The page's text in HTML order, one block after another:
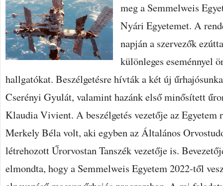
meg a Semmelweis
Nyári Egyetemet. A
napján a szervezők
különleges eseménnyel
hallgatókat. Beszélgetésre hívták a két új
Cserényi Gyulát, valamint hazánk első minősített
Klaudia Vivient. A beszélgetés vezetője az Egyetem
Merkely Béla volt, aki egyben az Általános
létrehozott Űrorvostan Tanszék vezetője is.
elmondta, hogy a Semmelweis Egyetem 2022-től